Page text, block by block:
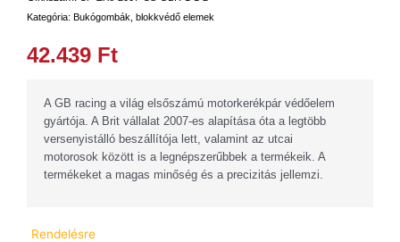
Kategória: Bukógombák, blokkvédő elemek
42.439 Ft
A GB racing a világ elsőszámú motorkerékpár védőelem
gyártója. A Brit vállalat 2007-es alapítása óta a legtöbb
versenyistálló beszállítója lett, valamint az utcai
motorosok között is a legnépszerűbbek a termékeik. A
termékeket a magas minőség és a precizitás jellemzi.
Rendelésre